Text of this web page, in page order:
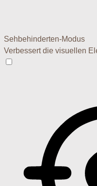
Sehbehinderten-Modus
Verbessert die visuellen